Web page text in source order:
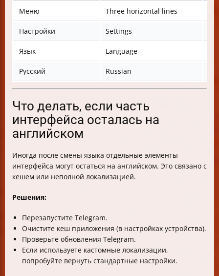
Меню Three horizontal lines
Настройки Settings
Язык Language
Русский Russian
Что делать, если часть
интерфейса осталась на
английском
Иногда после смены языка отдельные элементы
интерфейса могут остаться на английском. Это связано с
кешем или неполной локализацией.
Решения:
Перезапустите Telegram.
Очистите кеш приложения (в настройках устройства).
Проверьте обновления Telegram.
Если используете кастомные локализации,
попробуйте вернуть стандартные настройки.